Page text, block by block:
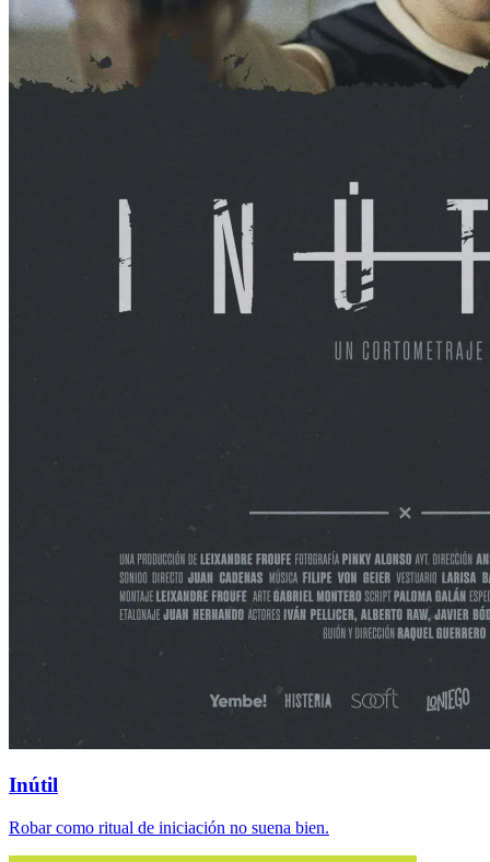
Inútil
Robar como ritual de iniciación no suena bien.